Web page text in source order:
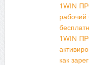
1WIN
1WIN
как